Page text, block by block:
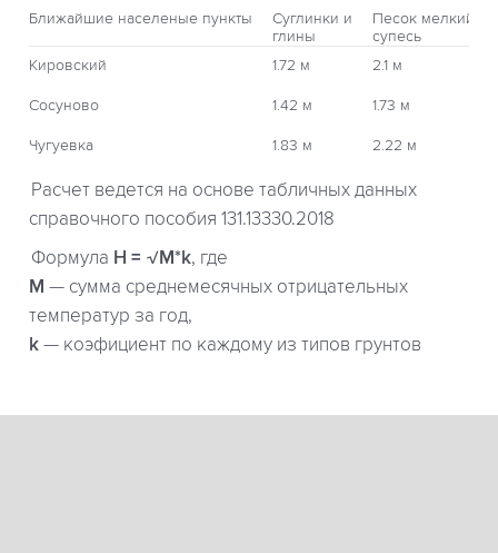
Ближайшие населеные пункты
Суглинки и
глины
Песок мелкий,
супесь
Кировский
1.72 м 2.1 м
Сосуново 1.42 м 1.73 м
Чугуевка 1.83 м 2.22 м
Расчет ведется на основе табличных данных
справочного пособия 131.13330.2018
Формула H = √M*k, где
М — сумма среднемесячных отрицательных
температур за год,
k — коэфициент по каждому из типов грунтов